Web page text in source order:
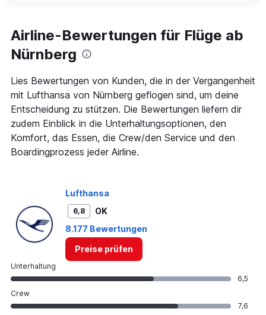
Airline-Bewertungen für Flüge ab
Nürnberg
Lies Bewertungen von Kunden, die in der Vergangenheit
mit Lufthansa von Nürnberg geflogen sind, um deine
Entscheidung zu stützen. Die Bewertungen liefern dir
zudem Einblick in die Unterhaltungsoptionen, den
Komfort, das Essen, die Crew/den Service und den
Boardingprozess jeder Airline.
Lufthansa
6,8
OK
8.177 Bewertungen
Preise prüfen
Unterhaltung
6,5
Crew
7,6